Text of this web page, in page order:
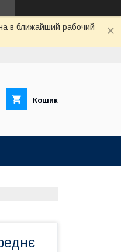
в ближайший рабочий
Кошик